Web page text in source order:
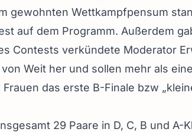
gewohnten Wettkampfpensum
auf dem Programm. Außerdem
Contests verkündete Moderator
Weit her und sollen mehr als
das erste B-Finale bzw
29 Paare in D, C, B und A-